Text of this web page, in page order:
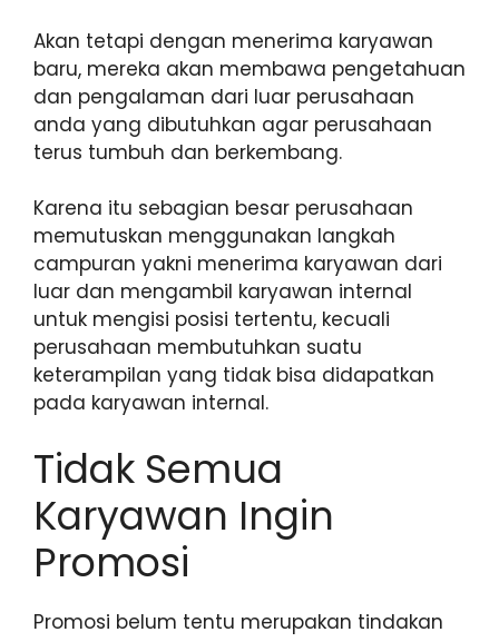
Akan tetapi dengan menerima karyawan
baru, mereka akan membawa pengetahuan
dan pengalaman dari luar perusahaan
anda yang dibutuhkan agar perusahaan
terus tumbuh dan berkembang.
Karena itu sebagian besar perusahaan
memutuskan menggunakan langkah
campuran yakni menerima karyawan dari
luar dan mengambil karyawan internal
untuk mengisi posisi tertentu, kecuali
perusahaan membutuhkan suatu
keterampilan yang tidak bisa didapatkan
pada karyawan internal.
Tidak Semua
Karyawan Ingin
Promosi
Promosi belum tentu merupakan tindakan